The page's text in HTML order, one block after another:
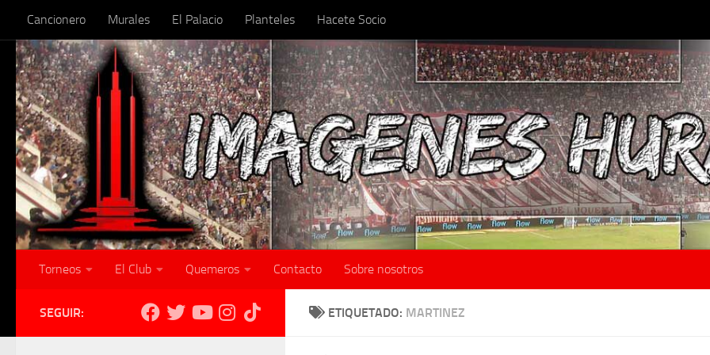
Skip to content
Cancionero Murales El Palacio Planteles Hacete Socio
Torneos El Club Quemeros Contacto Sobre nosotros
ETIQUETADO: MARTINEZ
SEGUIR: